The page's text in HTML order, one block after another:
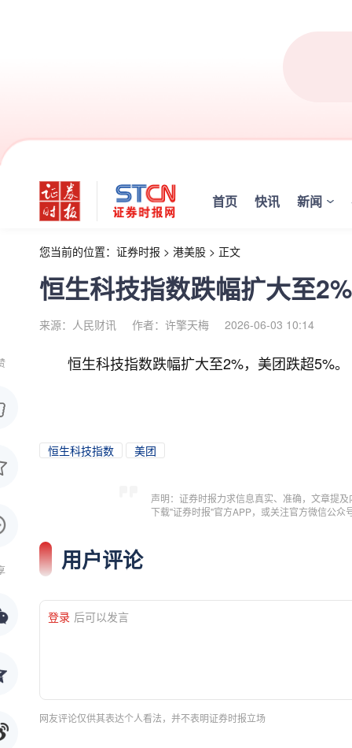
首页 快讯 新闻
您当前的位置： 证券时报 > 港美股 > 正文
恒生科技指数跌幅扩大至2%
来源：人民财讯 作者：许擎天梅 2026-06-03 10:14
恒生科技指数跌幅扩大至2%，美团跌超5%。
恒生科技指数 美团
声明：证券时报力求信息真实、准确，文章提
下载"证券时报"官方APP，或关注官方微信公
用户评论
登录 后可以发言
网友评论仅供其表达个人看法，并不表明证券时报立场